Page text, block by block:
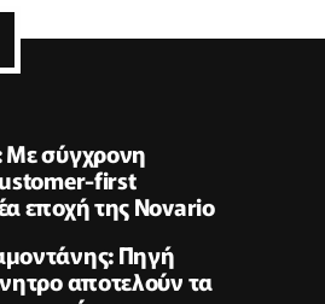
Με σύγχρονη
first
εποχή της Novario
Πηγή
αποτελούν τα